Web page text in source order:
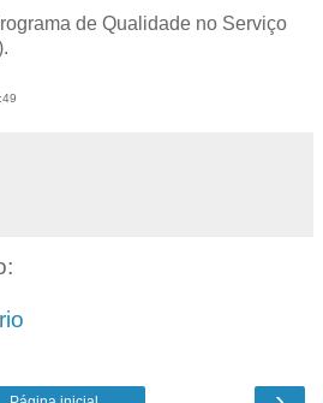
de Qualidade no Serviço